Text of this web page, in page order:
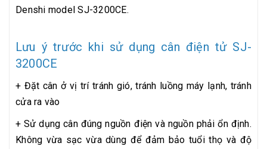
Denshi model SJ-3200CE.
Lưu ý trước khi sử dụng cân điện tử SJ-
3200CE
+ Đặt cân ở vị trí tránh gió, tránh luồng máy lạnh, tránh
cửa ra vào
+ Sử dụng cân đúng nguồn điện và nguồn phải ổn định.
Không vừa sạc vừa dùng để đảm bảo tuổi thọ và độ